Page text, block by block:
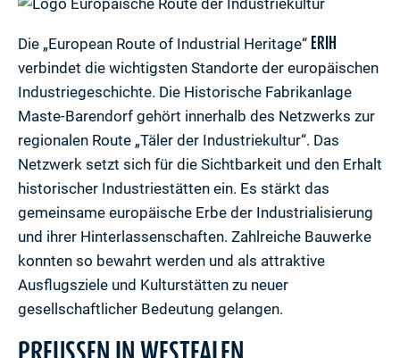
Die „European Route of Industrial Heritage“ ERIH
verbindet die wichtigsten Standorte der europäischen
Industriegeschichte. Die Historische Fabrikanlage
Maste-Barendorf gehört innerhalb des Netzwerks zur
regionalen Route „Täler der Industriekultur“. Das
Netzwerk setzt sich für die Sichtbarkeit und den Erhalt
historischer Industriestätten ein. Es stärkt das
gemeinsame europäische Erbe der Industrialisierung
und ihrer Hinterlassenschaften. Zahlreiche Bauwerke
konnten so bewahrt werden und als attraktive
Ausflugsziele und Kulturstätten zu neuer
gesellschaftlicher Bedeutung gelangen.